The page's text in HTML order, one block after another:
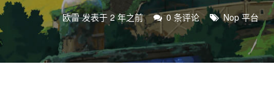
欧雷发表于 2 年之前 0 条评论
标
签：
Nop 平台